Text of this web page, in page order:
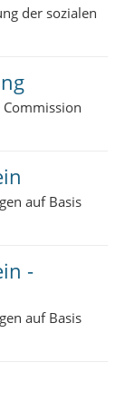
der sozialen
auf Basis
-
auf Basis